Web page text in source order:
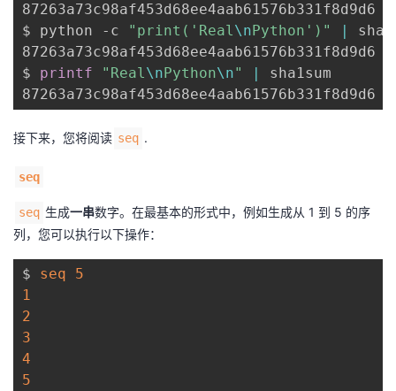
87263a73c98af453d68ee4aab61576b331f8d9d6
$ python -c
"print('Real\nPython')" |
87263a73c98af453d68ee4aab61576b331f8d9d6
$ printf "Real\nPython\n" | sha1sum
接下来，您将阅读 seq .
seq
seq 生成一串数字。在最基本的形式中，例如生成从 1 到 5 的序
列，您可以执行以下操作：
$ seq
5
1
2
3
4
5